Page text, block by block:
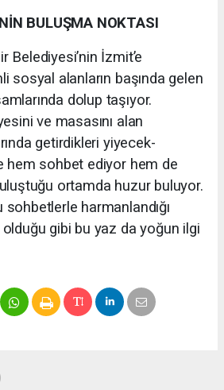
BULUŞMA NOKTASI
Belediyesi’nin İzmit’e
sosyal alanların başında gelen
dolup taşıyor.
ve masasını alan
getirdikleri yiyecek-
hem sohbet ediyor hem de
ortamda huzur buluyor.
sohbetlerle harmanlandığı
gibi bu yaz da yoğun ilgi